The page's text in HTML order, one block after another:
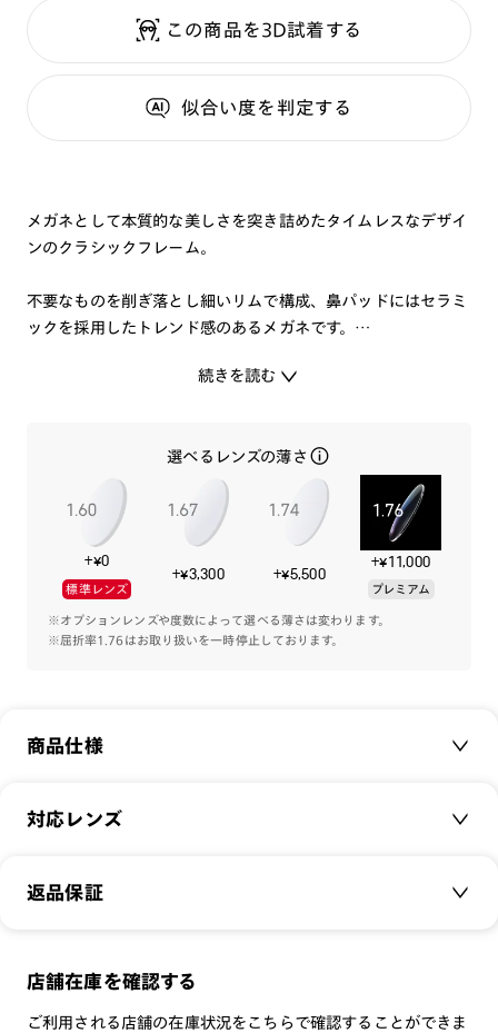
この商品を3D試着する
似合い度を判定する
メガネとして本質的な美しさを突き詰めたタイムレスなデザイ
ンのクラシックフレーム。
不要なものを削ぎ落とし細いリムで構成、鼻パッドにはセラミ
ックを採用したトレンド感のあるメガネです。
を重ねた光沢感やブリッジの美しい曲線など、上品さが際立ち
続きを読む
選べるレンズの薄さ
+¥0
標準レンズ
+¥3,300 +¥5,500
+¥11,000
プレミアム
※オプションレンズや度数によって選べる薄さは変わります。
※屈折率1.76はお取り扱いを一時停止しております。
商品仕様
商品名：
サイズ：
シリーズ： STANDARD
性別： UNISEX
対応レンズ
クリアレンズ（常用・老眼鏡用）
JINS SCREEN
返品保証
メガネの度数が合わなくなっても、
店舗在庫を確認する
ご利用される店舗の在庫状況をこちらで確認することができま